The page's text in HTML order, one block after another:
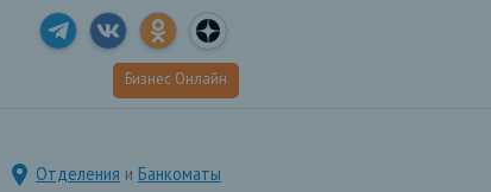
Бизнес Онлайн
Отделения и Банкоматы